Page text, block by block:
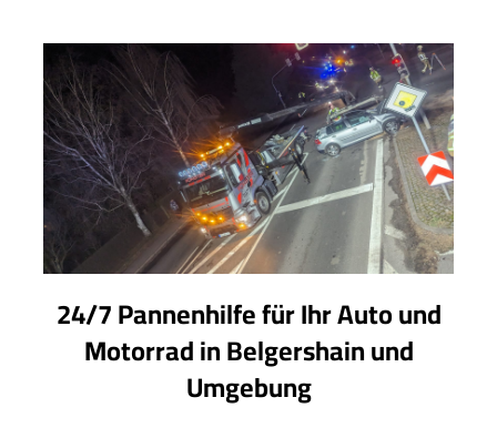
24/7 Pannenhilfe für Ihr Auto und
Motorrad in Belgershain und
Umgebung